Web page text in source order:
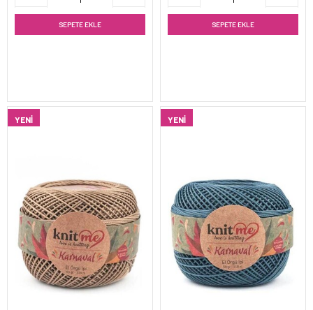
SEPETE EKLE SEPETE EKLE
YENI YENI